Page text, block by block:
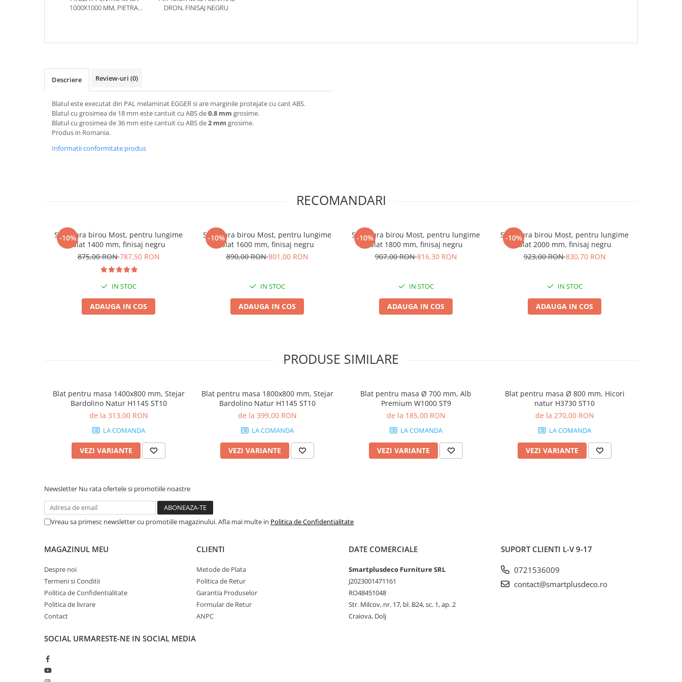
1000X1000 MM, PIETRA
DRON, FINISAJ NEGRU
Descriere Review-uri (0)
Blatul este executat din PAL melaminat EGGER si are marginile protejate cu cant ABS.
Blatul cu grosimea de 18 mm este cantuit cu ABS de0.8 mm grosime.
Blatul cu grosimea de 36 mm este cantuit cu ABS de2 mm grosime.
Produs in Romania.
Informatii conformitate produs
RECOMANDARI
-10%
Structura birou Most, pentru lungime
blat 1400 mm, finisaj negru
875,00 RON787,50 RON
IN STOC
ADAUGA IN COS
-10%
Structura birou Most, pentru lungime
blat 1600 mm, finisaj negru
890,00 RON801,00 RON
IN STOC
ADAUGA IN COS
-10%
Structura birou Most, pentru lungime
blat 1800 mm, finisaj negru
907,00 RON816,30 RON
IN STOC
ADAUGA IN COS
-10%
Structura birou Most, pentru lungime
blat 2000 mm, finisaj negru
923,00 RON830,70 RON
IN STOC
ADAUGA IN COS
PRODUSE SIMILARE
Blat pentru masa 1400x800 mm, Stejar
Bardolino Natur H1145 ST10
de la 313,00 RON
LA COMANDA
VEZI VARIANTE
Blat pentru masa 1800x800 mm, Stejar
Bardolino Natur H1145 ST10
de la 399,00 RON
LA COMANDA
VEZI VARIANTE
Blat pentru masa Ø 700 mm, Alb
Premium W1000 ST9
de la 185,00 RON
LA COMANDA
VEZI VARIANTE
Blat pentru masa Ø 800 mm, Hicori
natur H3730 ST10
de la 270,00 RON
LA COMANDA
VEZI VARIANTE
Newsletter Nu rata ofertele si promotiile noastre
Vreau sa primesc newsletter cu promotiile magazinului. Afla mai multe in Politica de Confidentialitate
MAGAZINUL MEU
Despre noi
Termeni si Conditii
Politica de Confidentialitate
Politica de livrare
Contact
CLIENTI
Metode de Plata
Politica de Retur
Garantia Produselor
Formular de Retur
ANPC
DATE COMERCIALE
Smartplusdeco Furniture SRL
J2023001471161
RO48451048
Str. Milcov, nr. 17, bl. B24, sc. 1, ap. 2
Craiova, Dolj
SUPORT CLIENTI L-V 9-17
0721536009
contact@smartplusdeco.ro
SOCIAL URMARESTE-NE IN SOCIAL MEDIA